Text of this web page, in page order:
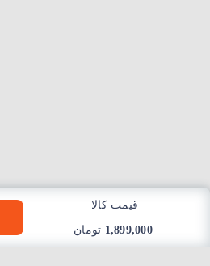
قیمت کالا
1,899,000 تومان